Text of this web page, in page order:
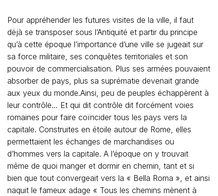
Pour appréhender les futures visites de la ville, il faut
déjà se transposer sous l’Antiquité et partir du principe
qu’à cette époque l’importance d’une ville se jugeait sur
sa force militaire, ses conquêtes territoriales et son
pouvoir de commercialisation. Plus ses armées pouvaient
absorber de pays, plus sa suprématie devenait grande
aux yeux du monde.Ainsi, peu de peuples échappèrent à
leur contrôle… Et qui dit contrôle dit forcément voies
romaines pour faire coïncider tous les pays vers la
capitale. Construites en étoile autour de Rome, elles
permettaient les échanges de marchandises ou
d’hommes vers la capitale. A l’époque on y trouvait
même de quoi manger et dormir en chemin, tant et si
bien que tout convergeait vers la « Bella Roma », et ainsi
naquit le fameux adage « Tous les chemins mènent à